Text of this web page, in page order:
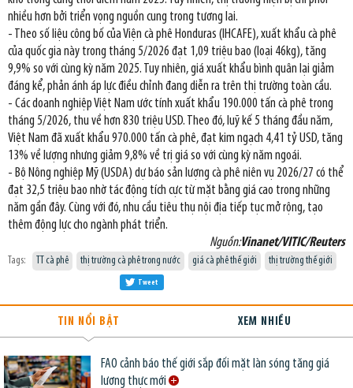
nhiều hơn bởi triển vọng nguồn cung trong tương lai.
- Theo số liệu công bố của Viện cà phê Honduras (IHCAFE), xuất khẩu cà phê
của quốc gia này trong tháng 5/2026 đạt 1,09 triệu bao (loại 46kg), tăng
9,9% so với cùng kỳ năm 2025. Tuy nhiên, giá xuất khẩu bình quân lại giảm
đáng kể, phản ánh áp lực điều chỉnh đang diễn ra trên thị trường toàn cầu.
- Các doanh nghiệp Việt Nam ước tính xuất khẩu 190.000 tấn cà phê trong
tháng 5/2026, thu về hơn 830 triệu USD. Theo đó, luỹ kế 5 tháng đầu năm,
Việt Nam đã xuất khẩu 970.000 tấn cà phê, đạt kim ngạch 4,41 tỷ USD, tăng
13% về lượng nhưng giảm 9,8% về trị giá so với cùng kỳ năm ngoái.
- Bộ Nông nghiệp Mỹ (USDA) dự báo sản lượng cà phê niên vụ 2026/27 có thể
đạt 32,5 triệu bao nhờ tác động tích cực từ mặt bằng giá cao trong những
năm gần đây. Cùng với đó, nhu cầu tiêu thụ nội địa tiếp tục mở rộng, tạo
thêm động lực cho ngành phát triển.
Nguồn:Vinanet/VITIC/Reuters
Tags: TT cà phê thị trường cà phê trong nước giá cà phê thế giới thị trường thế giới
Tweet
TIN NỔI BẬT XEM NHIỀU
FAO cảnh báo thế giới sắp đối mặt làn sóng tăng giá
lương thực mới